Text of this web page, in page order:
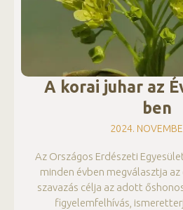
A korai juhar az
ben
2024.
Az Országos Erdészeti
minden évben megválasztja az
szavazás célja az adott
figyelemfelhívás,